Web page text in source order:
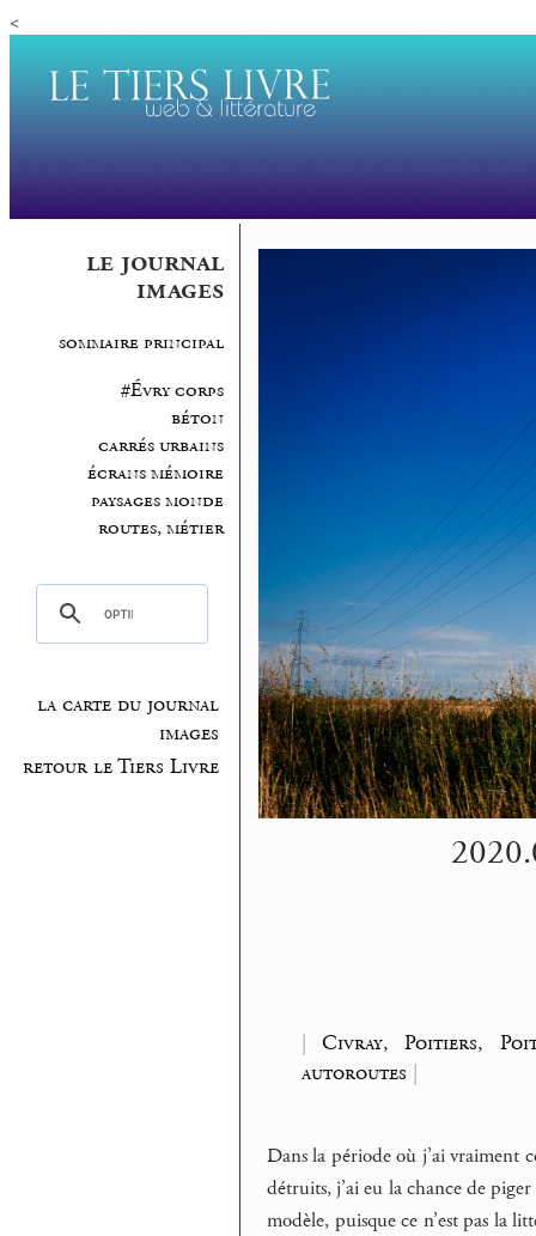
<
le journal
images
sommaire principal
#Évry corps
béton
carrés urbains
écrans mémoire
paysages monde
routes, métier
la carte du journal
images
retour le Tiers Livre
| Civray, Poitiers,
autoroutes |
Dans la période où j’ai vraiment
détruits, j’ai eu la chance de piger
modèle, puisque ce n’est pas la